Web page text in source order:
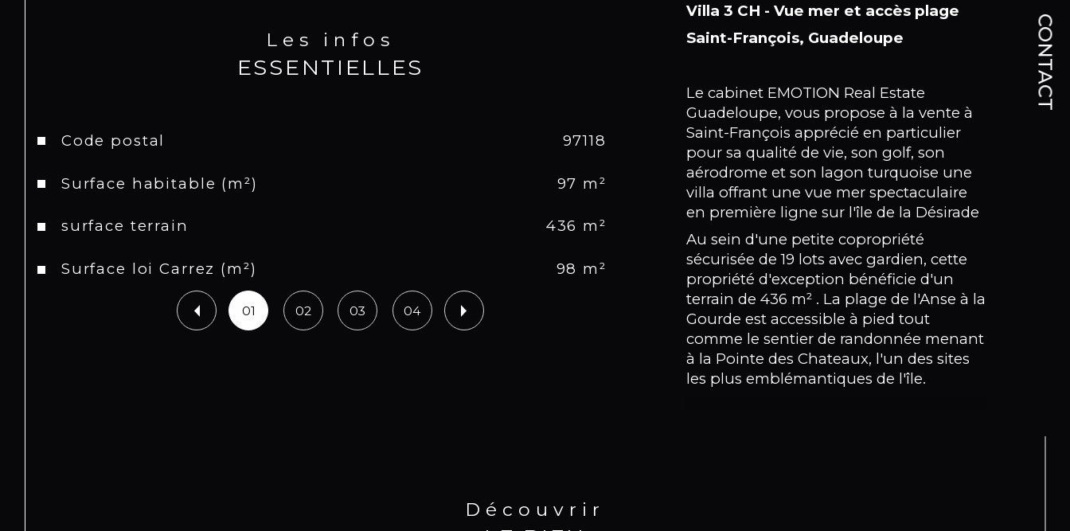
CONTACT
Les infos
ESSENTIELLES
Caractéristiques Valeurs
Code postal 97118
Surface habitable (m²) 97 m²
surface terrain 436 m²
Surface loi Carrez (m²) 98 m²
Caractéristiques Valeurs
Nombre de chambre(s)
Nombre de pièces
Nombre de niveaux
Vue
01 02 03 04
Villa 3 CH - Vue mer et accès plage
Saint-François, Guadeloupe
Le cabinet EMOTION Real Estate
Guadeloupe, vous propose à la vente à
Saint-François apprécié en particulier
pour sa qualité de vie, son golf, son
aérodrome et son lagon turquoise une
villa offrant une vue mer spectaculaire
en première ligne sur l'île de la Désirade
Au sein d'une petite copropriété
sécurisée de 19 lots avec gardien, cette
propriété d'exception bénéficie d'un
terrain de 436 m² . La plage de l'Anse à la
Gourde est accessible à pied tout
comme le sentier de randonnée menant
à la Pointe des Chateaux, l'un des sites
les plus emblémantiques de l'île.
Découvrir